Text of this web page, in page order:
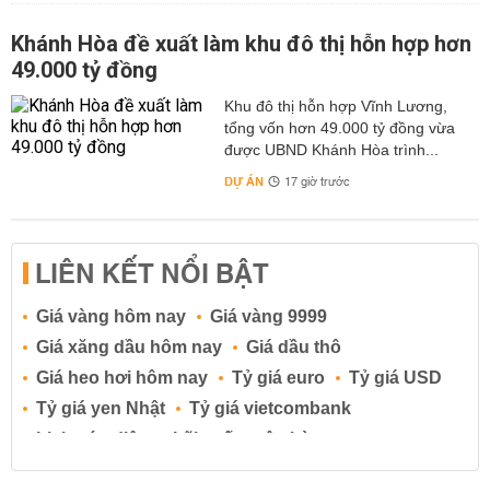
Khánh Hòa đề xuất làm khu đô thị hỗn hợp hơn
49.000 tỷ đồng
Khu đô thị hỗn hợp Vĩnh Lương,
tổng vốn hơn 49.000 tỷ đồng vừa
được UBND Khánh Hòa trình...
DỰ ÁN 17 giờ trước
LIÊN KẾT NỔI BẬT
Giá vàng hôm nay
Giá vàng 9999
Giá xăng dầu hôm nay
Giá dầu thô
Giá heo hơi hôm nay
Tỷ giá euro
Tỷ giá USD
Tỷ giá yen Nhật
Tỷ giá vietcombank
Lịch cúp điện
Lãi suất ngân hàng
Lãi suất tiết kiệm
Lãi suất tiền gửi